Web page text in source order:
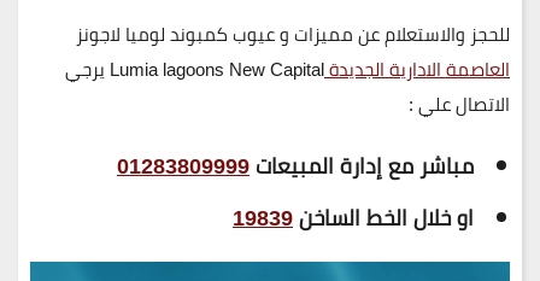
للحجز والاستعلام عن مميزات و عيوبكمبوند لوميا لاجونز
العاصمة الادارية الجديدةLumia lagoons New Capitalيرجي
الاتصال علي :
مباشر مع إدارة المبيعات01283809999
او خلال الخط الساخن19839